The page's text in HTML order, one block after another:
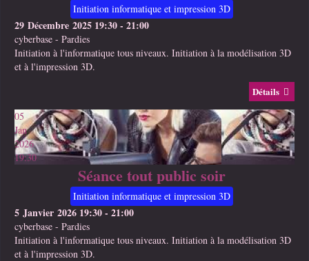
Initiation informatique et impression 3D
29 Décembre 2025 19:30- 21:00
cyberbase - Pardies
Initiation à l'informatique tous niveaux. Initiation à la modélisation 3D
et à l'impression 3D.
Détails
05
Jan
2026
19:30
Séance tout public soir
Initiation informatique et impression 3D
5 Janvier 2026 19:30- 21:00
cyberbase - Pardies
Initiation à l'informatique tous niveaux. Initiation à la modélisation 3D
et à l'impression 3D.